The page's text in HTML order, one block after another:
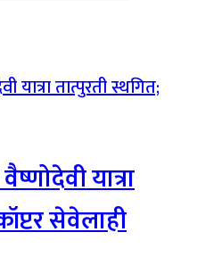
यात्रा
सेवेलाही